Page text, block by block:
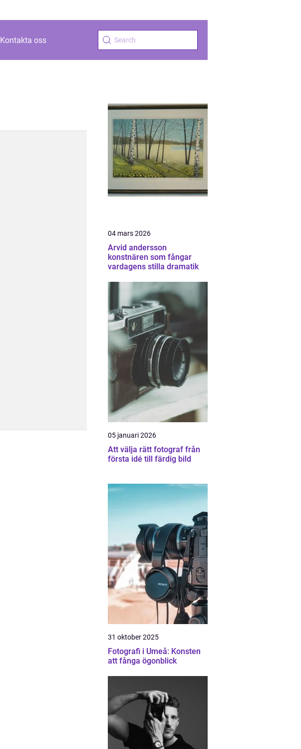
Kontakta oss
04 mars 2026
Arvid andersson
konstnären som fångar
vardagens stilla dramatik
05 januari 2026
Att välja rätt fotograf från
första idé till färdig bild
31 oktober 2025
Fotografi i Umeå: Konsten
att fånga ögonblick